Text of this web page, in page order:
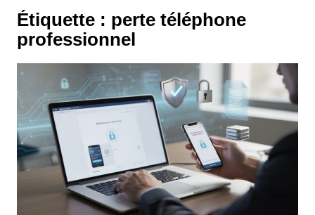
Étiquette : perte téléphone
professionnel